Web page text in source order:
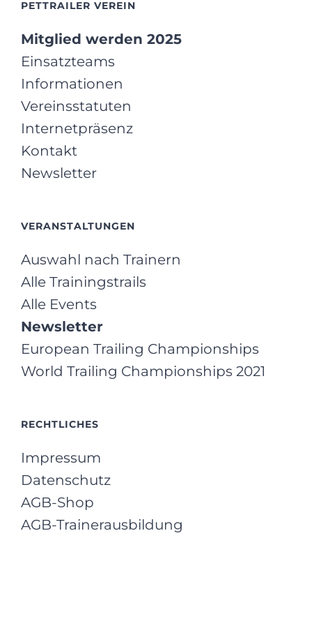
PETTRAILER VEREIN
Mitglied werden 2025
Einsatzteams
Informationen
Vereinsstatuten
Internetpräsenz
Kontakt
Newsletter
VERANSTALTUNGEN
Auswahl nach Trainern
Alle Trainingstrails
Alle Events
Newsletter
European Trailing Championships
World Trailing Championships 2021
RECHTLICHES
Impressum
Datenschutz
AGB-Shop
AGB-Trainerausbildung